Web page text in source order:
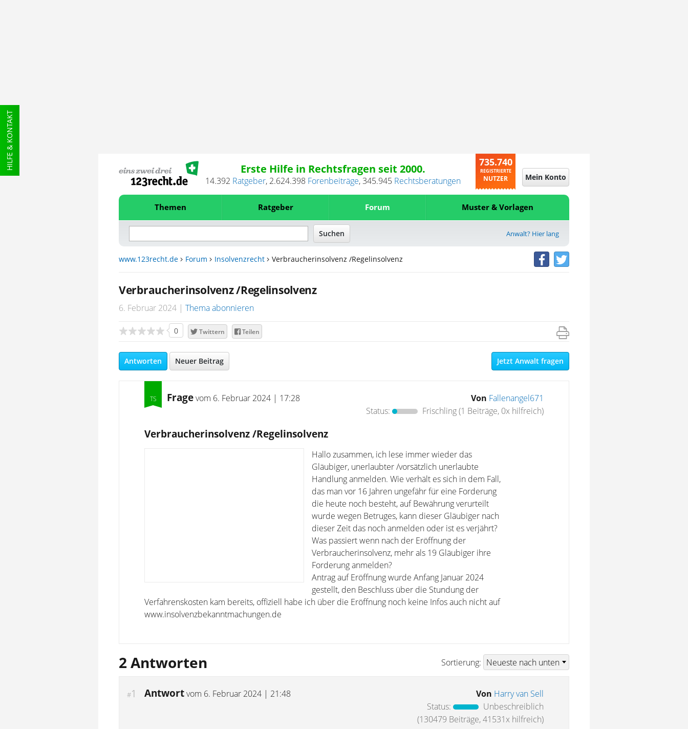
HILFE & KONTAKT Erste Hilfe in Rechtsfragen seit 2000.
14.392 Ratgeber, 2.624.398 Forenbeiträge,345.945 Rechtsberatungen
735.740
REGISTRIERTE
NUTZER Mein Konto
Themen Ratgeber Forum Muster & Vorlagen
Anwalt? Hier lang
www.123recht.de Forum Insolvenzrecht Verbraucherinsolvenz /Regelinsolvenz
Verbraucherinsolvenz /Regelinsolvenz
6. Februar 2024 Thema abonnieren
0 Twittern Teilen
Antworten Neuer Beitrag Jetzt Anwalt fragen
Fragevom 6. Februar 2024 | 17:28 Von Fallenangel671
Status:
Frischling(1 Beiträge, 0x hilfreich)
Verbraucherinsolvenz /Regelinsolvenz
Hallo zusammen, ich lese immer wieder das
Gläubiger, unerlaubter /vorsätzlich unerlaubte
Handlung anmelden. Wie verhält es sich in dem Fall,
das man vor 16 Jahren ungefähr für eine Forderung
die heute noch besteht, auf Bewährung verurteilt
wurde wegen Betruges, kann dieser Gläubiger nach
dieser Zeit das noch anmelden oder ist es verjährt?
Was passiert wenn nach der Eröffnung der
Verbraucherinsolvenz, mehr als 19 Gläubiger ihre
Forderung anmelden?
Antrag auf Eröffnung wurde Anfang Januar 2024
gestellt, den Beschluss über die Stundung der
Verfahrenskosten kam bereits, offiziell habe ich über die Eröffnung noch keine Infos auch nicht auf
www.insolvenzbekanntmachungen.de
2 Antworten Sortierung:
#1 Antwortvom 6. Februar 2024 | 21:48 Von Harry van Sell
Status:
Unbeschreiblich
(130479 Beiträge, 41531x hilfreich)